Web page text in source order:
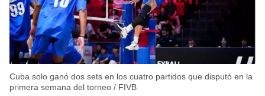
Cuba solo ganó dos sets en los cuatro partidos que disputó en la
primera semana del torneo / FIVB